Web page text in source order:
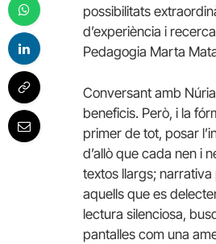
possibilitats
d’experiència i
Pedagogia Marta
Conversant amb
beneficis. Però, i la
primer de tot, posar
d’allò que cada nen i
textos llargs; narrativa
aquells que es
lectura silenciosa,
pantalles com una